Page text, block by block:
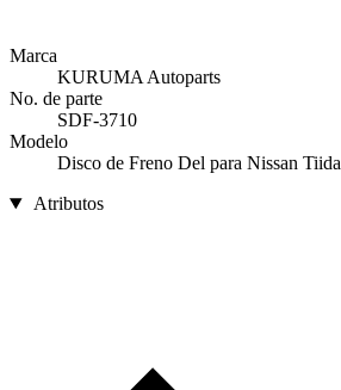
Marca
KURUMA Autoparts
No. de parte
SDF-3710
Modelo
Disco de Freno Del para Nissan Tiida
Atributos